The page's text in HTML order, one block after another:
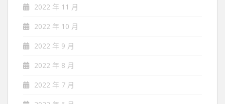
2022 年 11 月
2022 年 10 月
2022 年 9 月
2022 年 8 月
2022 年 7 月